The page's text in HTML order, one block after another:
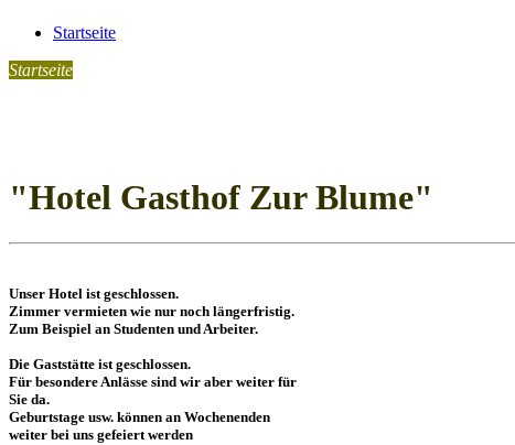
Startseite
Startseite
"Hotel Gasthof Zur Blume"
Unser Hotel ist geschlossen.
Zimmer vermieten wie nur noch längerfristig.
Zum Beispiel an Studenten und Arbeiter.
Die Gaststätte ist geschlossen.
Für besondere Anlässe sind wir aber weiter für
Sie da.
Geburtstage usw. können an Wochenenden
weiter bei uns gefeiert werden